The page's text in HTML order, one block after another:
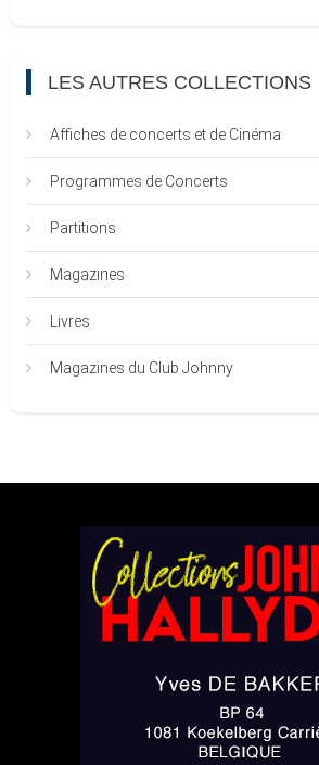
LES AUTRES COLLECTIONS
Affiches de concerts et de Cinéma
Programmes de Concerts
Partitions
Magazines
Livres
Magazines du Club Johnny